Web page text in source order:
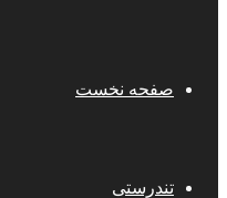
صفحه نخست
تندرستی